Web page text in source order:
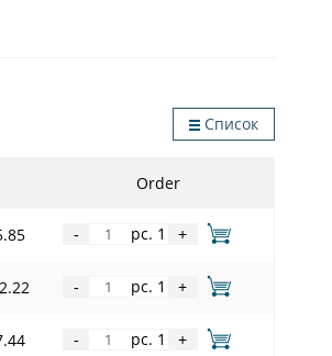
Список
Order
- pc. 1 +
- pc. 1 +
- pc. 1 +